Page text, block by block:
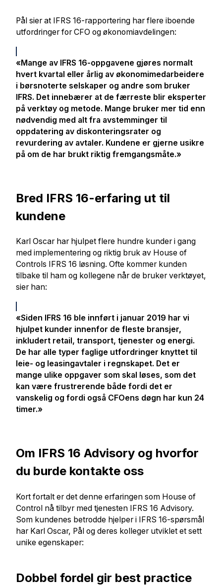
Pål sier at IFRS 16-rapportering har flere iboende
utfordringer for CFO og økonomiavdelingen:
«Mange av IFRS 16-oppgavene gjøres normalt
hvert kvartal eller årlig av økonomimedarbeidere
i børsnoterte selskaper og andre som bruker
IFRS. Det innebærer at de færreste blir eksperter
på verktøy og metode. Mange bruker mer tid enn
nødvendig med alt fra avstemminger til
oppdatering av diskonteringsrater og
revurdering av avtaler. Kundene er gjerne usikre
på om de har brukt riktig fremgangsmåte.»
Bred IFRS 16-erfaring ut til
kundene
Karl Oscar har hjulpet flere hundre kunder i gang
med implementering og riktig bruk av House of
Controls IFRS 16 løsning. Ofte kommer kunden
tilbake til ham og kollegene når de bruker verktøyet,
sier han:
«Siden IFRS 16 ble innført i januar 2019 har vi
hjulpet kunder innenfor de fleste bransjer,
inkludert retail, transport, tjenester og energi.
De har alle typer faglige utfordringer knyttet til
leie- og leasingavtaler i regnskapet. Det er
mange ulike oppgaver som skal løses, som det
kan være frustrerende både fordi det er
vanskelig og fordi også CFOens døgn har kun 24
timer.»
Om IFRS 16 Advisory og hvorfor
du burde kontakte oss
Kort fortalt er det denne erfaringen som House of
Control nå tilbyr med tjenesten IFRS 16 Advisory.
Som kundenes betrodde hjelper i IFRS 16-spørsmål
har Karl Oscar, Pål og deres kolleger utviklet et sett
unike egenskaper:
Dobbel fordel gir best practice